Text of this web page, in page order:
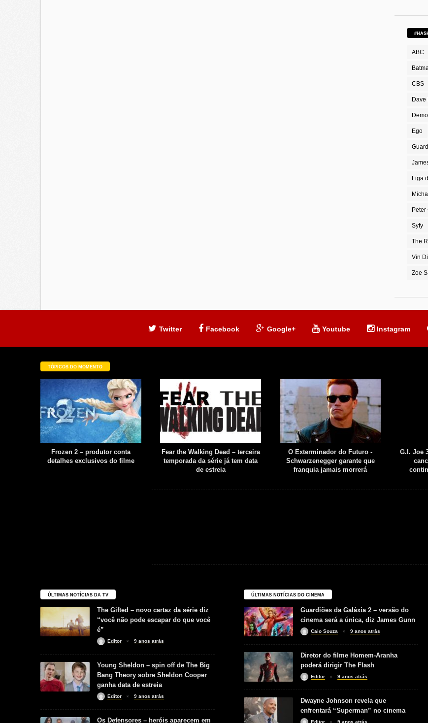
ABC
CBS
Dave
Ego
Liga
Peter
Syfy
The
Vin
Zoe
Twitter Facebook Google+ Youtube Instagram
TÓPICOS DO MOMENTO
Frozen 2 – produtor conta
detalhes exclusivos do filme
Fear the Walking Dead – terceira
temporada da série já tem data
de estreia
O Exterminador do Futuro -
Schwarzenegger garante que
franquia jamais morrerá
G.I. Joe
ÚLTIMAS NOTÍCIAS DA TV
The Gifted – novo cartaz da série diz
“você não pode escapar do que você
é”
Editor 9 anos atrás
Young Sheldon – spin off de The Big
Bang Theory sobre Sheldon Cooper
ganha data de estreia
Editor 9 anos atrás
Os Defensores – heróis aparecem em
ÚLTIMAS NOTÍCIAS DO CINEMA
Guardiões da Galáxia 2 – versão do
cinema será a única, diz James Gunn
Caio Souza 9 anos atrás
Diretor do filme Homem-Aranha
poderá dirigir The Flash
Editor 9 anos atrás
Dwayne Johnson revela que
enfrentará “Superman” no cinema
Editor 9 anos atrás